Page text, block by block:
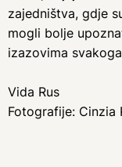
zajedništva, gdje
mogli bolje
izazovima
Vida Rus
Fotografije: Cinzia